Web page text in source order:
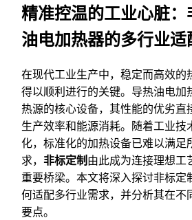
精准控温的工业心脏
油电加热器的多行业适
在现代工业生产中，稳定而高效的
得以顺利进行的关键。导热油电加
热源的核心设备，其性能的优劣直
生产效率和能源消耗。随着工业技
化，标准化的加热设备已难以满足
求， 非标定制由此成为连接理想工
重要桥梁。本文将深入探讨非标定
何适配多行业需求，并分析其在不
要点。